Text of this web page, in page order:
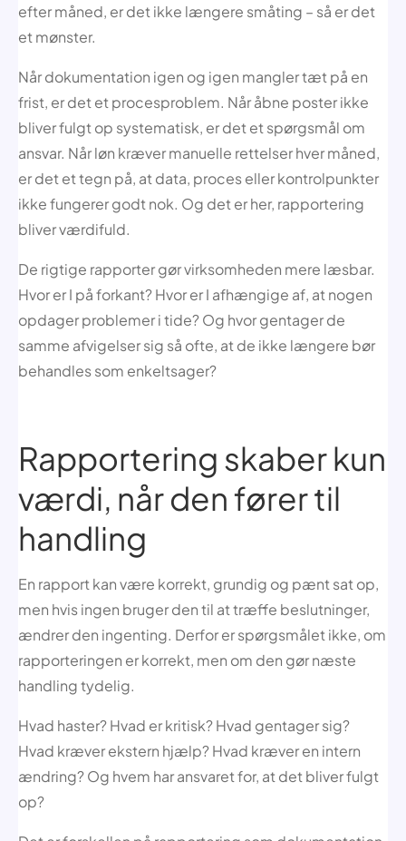
efter måned, er det ikke længere småting – så er det
et mønster.
Når dokumentation igen og igen mangler tæt på en
frist, er det et procesproblem. Når åbne poster ikke
bliver fulgt op systematisk, er det et spørgsmål om
ansvar. Når løn kræver manuelle rettelser hver måned,
er det et tegn på, at data, proces eller kontrolpunkter
ikke fungerer godt nok. Og det er her, rapportering
bliver værdifuld.
De rigtige rapporter gør virksomheden mere læsbar.
Hvor er I på forkant? Hvor er I afhængige af, at nogen
opdager problemer i tide? Og hvor gentager de
samme afvigelser sig så ofte, at de ikke længere bør
behandles som enkeltsager?
Rapportering skaber kun
værdi, når den fører til
handling
En rapport kan være korrekt, grundig og pænt sat op,
men hvis ingen bruger den til at træffe beslutninger,
ændrer den ingenting. Derfor er spørgsmålet ikke, om
rapporteringen er korrekt, men om den gør næste
handling tydelig.
Hvad haster? Hvad er kritisk? Hvad gentager sig?
Hvad kræver ekstern hjælp? Hvad kræver en intern
ændring? Og hvem har ansvaret for, at det bliver fulgt
op?